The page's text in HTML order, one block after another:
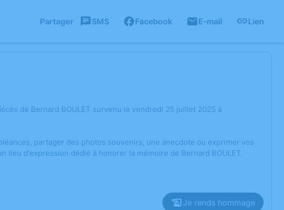
Partager SMS Facebook E-mail Lien
de Bernard BOULET survenu le vendredi 25 juillet 2025 à
partager des photos souvenirs, une anecdote ou exprimer vos
lieu d'expression dédié à honorer la mémoire de Bernard BOULET.
Je rends hommage